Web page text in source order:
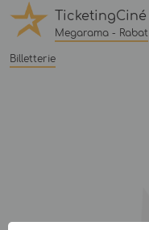
TicketingCiné
Megarama - Rabat
Billetterie